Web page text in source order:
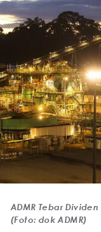
ADMR Tebar Dividen
(Foto: dok ADMR)